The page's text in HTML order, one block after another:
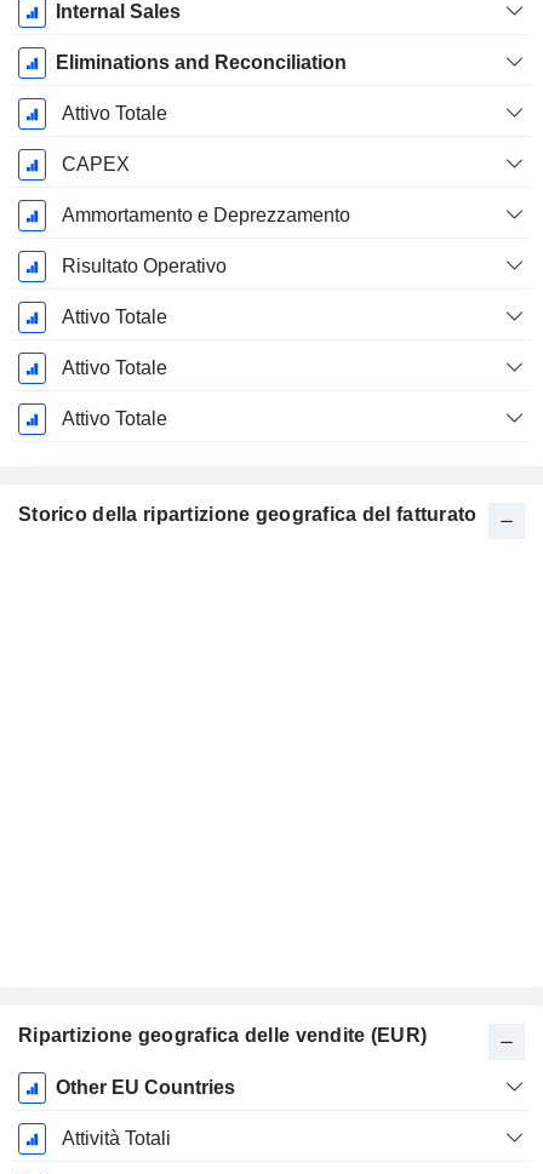
Internal Sales
Eliminations and Reconciliation
Attivo Totale
CAPEX
Ammortamento e Deprezzamento
Risultato Operativo
Attivo Totale
Attivo Totale
Attivo Totale
Storico della ripartizione geografica del fatturato
Ripartizione geografica delle vendite (EUR)
Periodo
Fiscale:
Dicembre
Other EU Countries
Attività Totali